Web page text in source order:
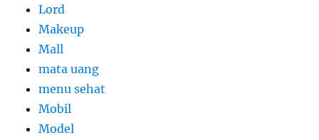
Lord
Makeup
Mall
mata uang
menu sehat
Mobil
Model